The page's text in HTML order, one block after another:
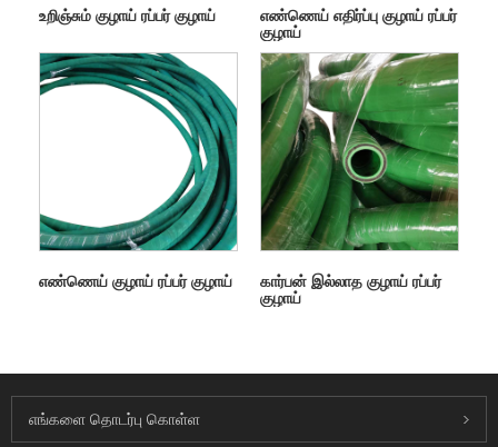
உறிஞ்சும் குழாய் ரப்பர் குழாய்
எண்ணெய் எதிர்ப்பு குழாய் ரப்பர்
குழாய்
எண்ணெய் குழாய் ரப்பர் குழாய்
கார்பன் இல்லாத குழாய் ரப்பர்
குழாய்
எங்களை தொடர்பு கொள்ள